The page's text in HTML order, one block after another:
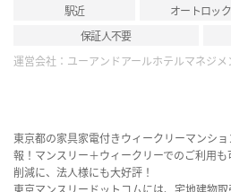
駅近 オートロック
保証人不要
運営会社： ユーアンドアールホテルマネジ
東京都の家具家電付きウィークリーマンシ
報！マンスリー＋ウィークリーでのご利用
削減に、法人様にも大好評！